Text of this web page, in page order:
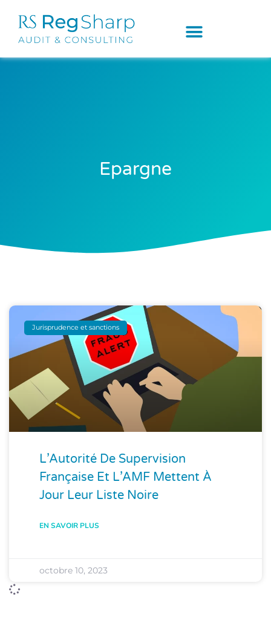
Epargne
Jurisprudence et sanctions
L’Autorité De Supervision
Française Et L’AMF Mettent À
Jour Leur Liste Noire
EN SAVOIR PLUS
octobre 10, 2023